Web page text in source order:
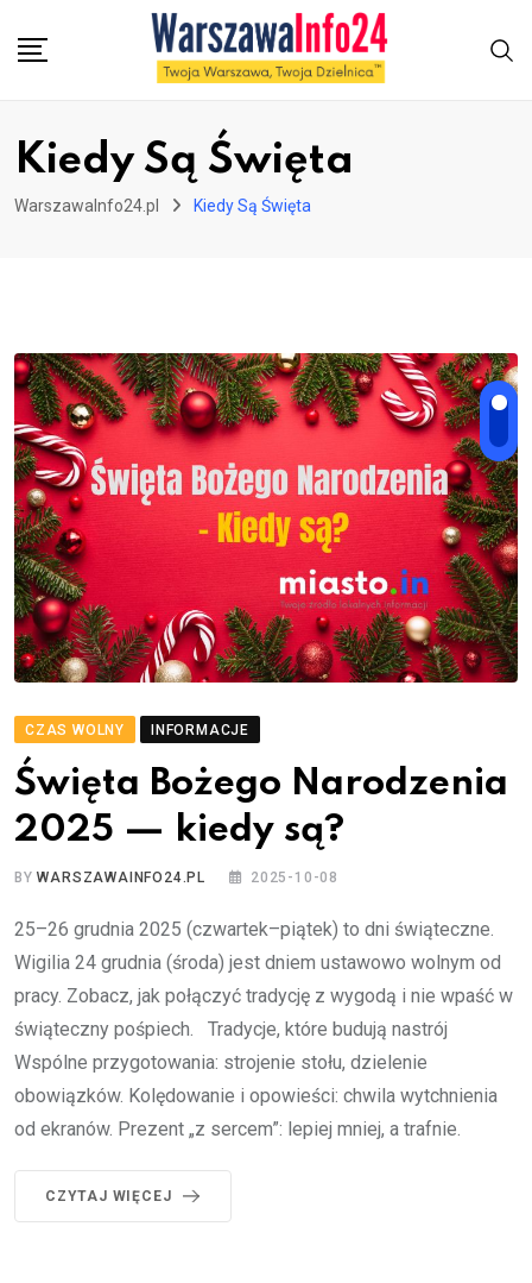
Kiedy Są Święta
WarszawaInfo24.pl Kiedy Są Święta
CZAS WOLNY INFORMACJE
Święta Bożego Narodzenia
2025 — kiedy są?
BYWARSZAWAINFO24.PL 2025-10-08
25–26 grudnia 2025 (czwartek–piątek) to dni świąteczne.
Wigilia 24 grudnia (środa) jest dniem ustawowo wolnym od
pracy. Zobacz, jak połączyć tradycję z wygodą i nie wpaść w
świąteczny pośpiech. Tradycje, które budują nastrój
Wspólne przygotowania: strojenie stołu, dzielenie
obowiązków. Kolędowanie i opowieści: chwila wytchnienia
od ekranów. Prezent „z sercem”: lepiej mniej, a trafnie.
CZYTAJ WIĘCEJ